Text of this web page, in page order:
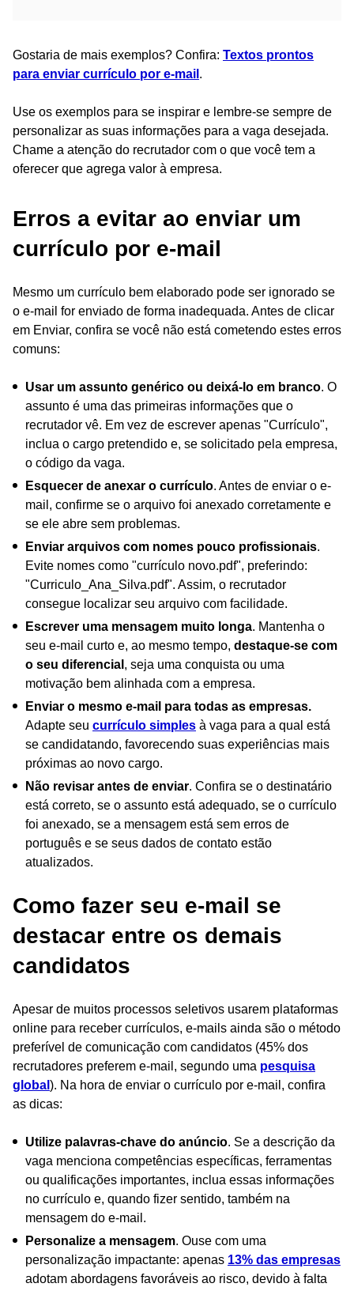
Gostaria de mais exemplos? Confira: Textos prontos
para enviar currículo por e-mail .
Use os exemplos para se inspirar e lembre-se sempre de
personalizar as suas informações para a vaga desejada.
Chame a atenção do recrutador com o que você tem a
oferecer que agrega valor à empresa.
Erros a evitar ao enviar um
currículo por e-mail
Mesmo um currículo bem elaborado pode ser ignorado se
o e-mail for enviado de forma inadequada. Antes de clicar
em Enviar, confira se você não está cometendo estes erros
comuns:
Usar um assunto genérico ou deixá-lo em branco. O
assunto é uma das primeiras informações que o
recrutador vê. Em vez de escrever apenas "Currículo",
inclua o cargo pretendido e, se solicitado pela empresa,
o código da vaga.
Esquecer de anexar o currículo. Antes de enviar o e-
mail, confirme se o arquivo foi anexado corretamente e
se ele abre sem problemas.
Enviar arquivos com nomes pouco profissionais.
Evite nomes como "currículo novo.pdf", preferindo:
"Curriculo_Ana_Silva.pdf". Assim, o recrutador
consegue localizar seu arquivo com facilidade.
Escrever uma mensagem muito longa. Mantenha o
seu e-mail curto e, ao mesmo tempo, destaque-se com
o seu diferencial , seja uma conquista ou uma
motivação bem alinhada com a empresa.
Enviar o mesmo e-mail para todas as empresas.
Adapte seu currículo simples à vaga para a qual está
se candidatando, favorecendo suas experiências mais
próximas ao novo cargo.
Não revisar antes de enviar. Confira se o destinatário
está correto, se o assunto está adequado, se o currículo
foi anexado, se a mensagem está sem erros de
português e se seus dados de contato estão
atualizados.
Como fazer seu e-mail se
destacar entre os demais
candidatos
Apesar de muitos processos seletivos usarem plataformas
online para receber currículos, e-mails ainda são o método
preferível de comunicação com candidatos (45% dos
recrutadores preferem e-mail, segundo uma pesquisa
global ). Na hora de enviar o currículo por e-mail, confira
as dicas:
Utilize palavras-chave do anúncio. Se a descrição da
vaga menciona competências específicas, ferramentas
ou qualificações importantes, inclua essas informações
no currículo e, quando fizer sentido, também na
mensagem do e-mail.
Personalize a mensagem. Ouse com uma
personalização impactante: apenas 13% das empresas
adotam abordagens favoráveis ao risco, devido à falta